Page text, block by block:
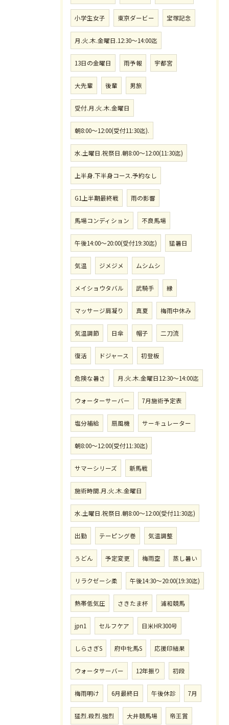
小学生女子 東京ダービー 宝塚記念
月.火.木.金曜日.12:30〜14:00迄
13日の金曜日 雨予報 宇都宮
大先輩 後輩 男旅
受付.月.火.木.金曜日
朝8:00〜12:00(受付11:30迄).
水.土曜日.祝祭日.朝8:00〜12:00(11:30迄)
上半身.下半身コース.予約なし
G1上半期最終戦 雨の影響
馬場コンディション 不良馬場
午後14:00〜20:00(受付19:30迄) 猛暑日
気温 ジメジメ ムシムシ
メイショウタバル 武騎手 縁
マッサージ肩凝り 真夏 梅雨中休み
気温調節 日傘 帽子 二刀流
復活 ドジャース 初登板
危険な暑さ 月.火.木.金曜日12:30〜14:00迄
ウォーターサーバー 7月施術予定表
塩分補給 扇風機 サーキュレーター
朝8:00〜12:00(受付11:30迄)
サマーシリーズ 新馬戦
施術時間.月.火.木.金曜日
水.土曜日.祝祭日.朝8:00〜12:00(受付11:30迄)
出勤 テーピング巻 気温調整
うどん 予定変更 梅雨空 蒸し暑い
リラクゼーシ柔 午後14:30〜20:00(19:30迄)
熱帯低気圧 さきたま杯 浦和競馬
jpn1 セルフケア 日米HR300号
しらさぎS 府中牝馬S 応援印結果
ウォータサーバー 12年振り 初段
梅雨明け 6月最終日 午後休診 7月
猛烈.殺烈.強烈 大井競馬場 帝王賞